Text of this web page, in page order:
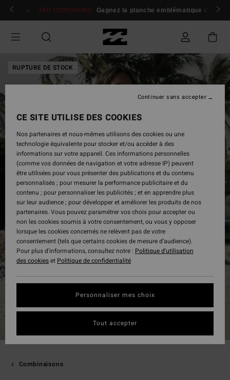
Passer
Se connecter / s'inscrire
JEU CONCOURS Gagnez la planche emblématique d'Andy
RUPTURE DE STOCK
Combinaisons
CE SITE UTILISE DES COOKIES
Nos partenaires et nous-mêmes utilisons des cookies ou une
technologie équivalente pour stocker et/ou accéder à des
informations sur votre appareil. Ces informations personnelles
(comme vos données de navigation et votre adresse IP) peuvent
être utilisées pour vous présenter des publications et du contenu
personnalisés ; pour mesurer la performance publicitaire et du
contenu ; pour personnaliser les publicités ; et en apprendre plus
sur leur audience ; pour développer et améliorer les produits de nos
partenaires. Vous pouvez paramétrer vos choix pour accepter ou
non les cookies soumis à votre consentement, ou vous y opposer
lorsque les cookies concernés ne relèvent pas de votre
consentement (tels que certains cookies de mesure d’audience).
Pour plus d'informations, consultez notre : Politique d'utilisation
des cookieset Politique de confidentialité
Personnaliser mes choix
Continuer sans accepter
Tout accepter